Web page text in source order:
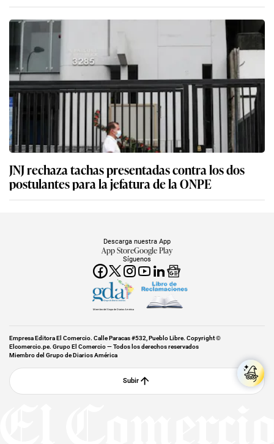
JNJ rechaza tachas presentadas contra los dos
postulantes para la jefatura de la ONPE
Síguenos
Descarga nuestra App
App StoreGoogle Play
Miembro del Grupo de Diarios América
Empresa Editora El Comercio. Calle Paracas #532, Pueblo Libre. Copyright ©
Elcomercio.pe. Grupo El Comercio — Todos los derechos reservados
Miembro del Grupo de Diarios América
Subir